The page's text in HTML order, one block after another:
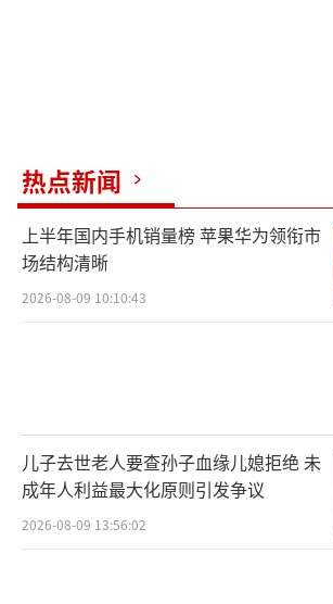
热点新闻
上半年国内手机销量榜 苹果华为领衔市
场结构清晰
2026-08-09 10:10:43
儿子去世老人要查孙子血缘儿媳拒绝 未
成年人利益最大化原则引发争议
2026-08-09 13:56:02